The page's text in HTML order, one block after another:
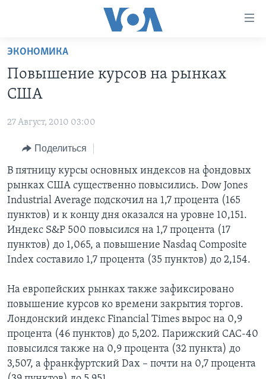
Перейти
основной
контент
навигации
Перейти
поиск
НОВОСТИ ЗА МИНУТУ
ИТОГИ
ПОЧЕМУ ЭТО ВАЖНО?
ДИСКУССИЯ VOA
ДЕТАЛИ
НЬЮ-ЙОРК NEW YORK
АМЕРИКА. БОЛЬШОЕ ПУТЕШЕСТВИЕ
УЧИМ АНГЛИЙСКИЙ
НАША АМЕРИКАНСКАЯ ИСТОРИЯ
А КАК В АМЕРИКЕ?
АМЕРИКАНСКИЕ ГОРОДКИ
ТЕСТЫ
ЭКСПЕРТИЗА
ИНТЕРВЬЮ
ФАКТЫ ПРОТИВ ФЕЙКОВ
ЗА СВОБОДУ ПРЕССЫ
УЧИМ АНГЛИЙСКИЙ
ВИДЕО
ПОДПИСКА НА НОВОСТИ
Learning English
СОЦИАЛЬНЫЕ СЕТИ
Языки
ЭКОНОМИКА
Повышение курсов на рынках
США
27 Август, 2010 03:00
Поделиться
В пятницу курсы основных индексов на фондовых
рынках США существенно повысились. Dow Jones
Industrial Average подскочил на 1,7 процента (165
пунктов) и к концу дня оказался на уровне 10,151.
Индекс S&P 500 повысился на 1,7 процента (17
пунктов) до 1,065, а повышение Nasdaq Composite
Index составило 1,7 процента (35 пунктов) до 2,154.
На европейских рынках также зафиксировано
повышение курсов ко времени закрытия торгов.
Лондонский индекс Financial Times вырос на 0,9
процента (46 пунктов) до 5,202. Парижский CAC-40
повысился также на 0,9 процента (32 пункта) до
3,507, а франкфуртский Dax – почти на 0,7 процента